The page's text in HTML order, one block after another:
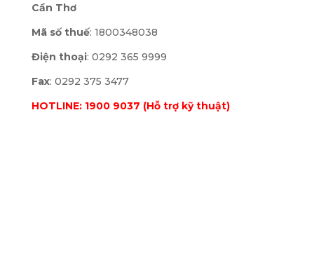
Cần Thơ
Mã số thuế: 1800348038
Điện thoại: 0292 365 9999
Fax: 0292 375 3477
HOTLINE: 1900 9037 (Hỗ trợ kỹ thuật)